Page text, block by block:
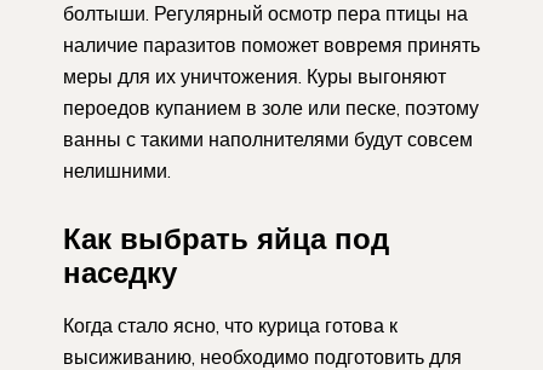
болтыши. Регулярный осмотр пера птицы на
наличие паразитов поможет вовремя принять
меры для их уничтожения. Куры выгоняют
пероедов купанием в золе или песке, поэтому
ванны с такими наполнителями будут совсем
нелишними.
Как выбрать яйца под
наседку
Когда стало ясно, что курица готова к
высиживанию, необходимо подготовить для